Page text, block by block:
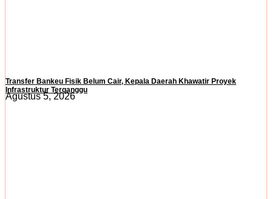
Transfer Bankeu Fisik Belum Cair, Kepala Daerah Khawatir Proyek
Infrastruktur Terganggu
Agustus 5, 2026